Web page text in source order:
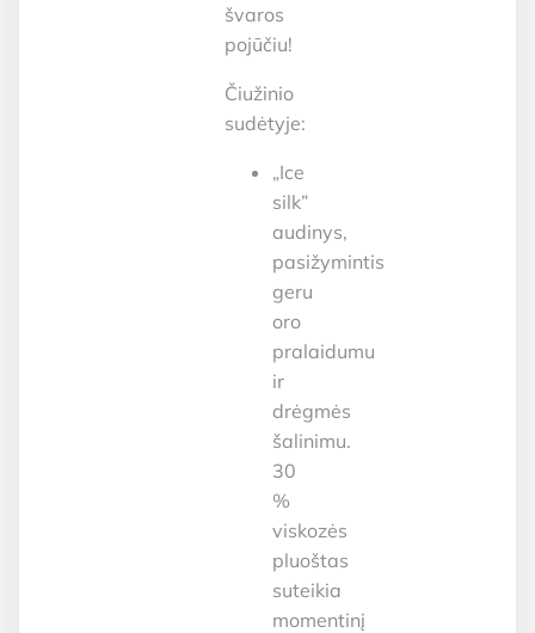
švaros
pojūčiu!
Čiužinio
sudėtyje:
„Ice
silk”
audinys,
pasižymintis
geru
oro
pralaidumu
ir
drėgmės
šalinimu.
30
%
viskozės
pluoštas
suteikia
momentinį